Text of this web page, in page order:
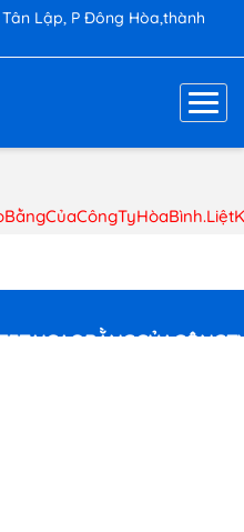
Tân Lập, P Đông Hòa,thành